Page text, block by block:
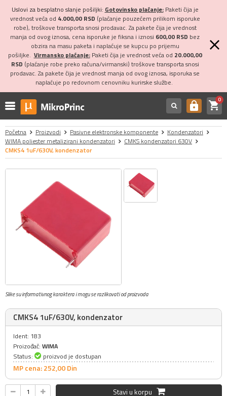
Uslovi za besplatno slanje pošiljki: Gotovinsko plaćanje:Paketi čija je
vrednost veća od 4.000,00 RSD (plaćanje pouzećem prilikom isporuke
robe), troškove transporta snosi prodavac. Za pakete čija je vrednost
manja od ovog iznosa, cena isporuke je fiksna i iznosi 600,00 RSD bez
obzira na masu paketa i naplaćuje se kupcu po prijemu
pošiljke. Virmansko plaćanje:Paketi čija je vrednost veća od 20.000,00
RSD (plaćanje robe preko računa/virmanski) troškove transporta snosi
prodavac. Za pakete čija je vrednost manja od ovog iznosa, isporuka se
naplaćuje po redovnom cenovniku kurirske službe.
https shopping_cart0
Početna Proizvodi Pasivne elektronske komponente
Kondenzatori
WIMA poliester metalizirani kondenzatori
CMKS kondenzatori 630V
CMKS4 1uF/630V, kondenzator
Slike su informativnog karaktera i mogu se razlikovati od proizvoda
CMKS4 1uF/630V, kondenzator
Ident: 183
Proizođač: WIMA
Status:
proizvod je dostupan
MP cena: 252,00Din
Stavi u korpu